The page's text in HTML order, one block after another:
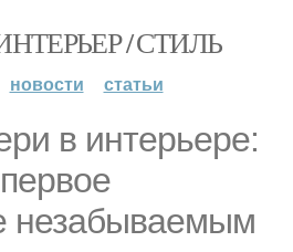
/ СТИЛЬ
новости статьи
в интерьере:
незабываемым